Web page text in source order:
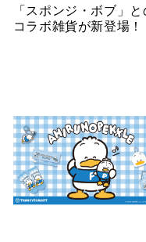
「スポンジ・ボブ」
コラボ雑貨が新登場！